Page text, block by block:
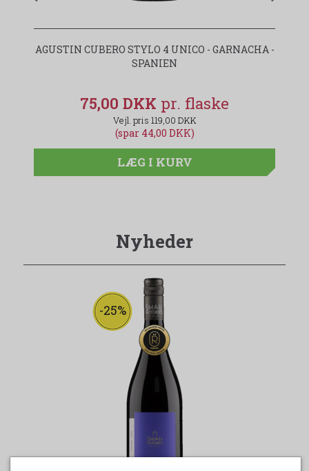
AGUSTIN CUBERO STYLO 4 UNICO - GARNACHA -
SPANIEN
75,00 DKK
119,00 DKK
(spar 44,00 DKK)
LÆG I KURV
Nyheder
-25%